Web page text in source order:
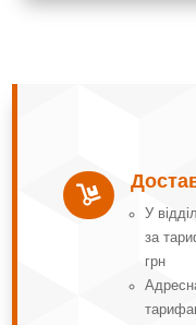

У
за
грн